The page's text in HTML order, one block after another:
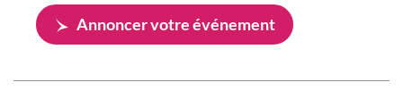
Annoncer votre événement